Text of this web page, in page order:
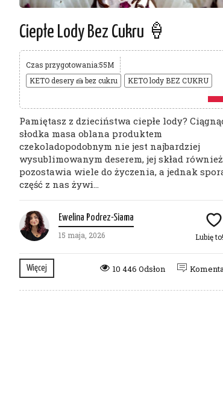
Ciepłe Lody Bez Cukru 🍦
Czas przygotowania:55M
KETO desery 🍰 bez cukru
KETO lody BEZ CUKRU
Pamiętasz z dzieciństwa ciepłe lody?
słodka masa oblana produktem
czekoladopodobnym nie jest najbardziej
wysublimowanym deserem, jej skład również
pozostawia wiele do życzenia, a jednak
część z nas żywi...
Ewelina Podrez-Siama
15 maja, 2026 Lubię to!
Więcej 10 446 Odsłon